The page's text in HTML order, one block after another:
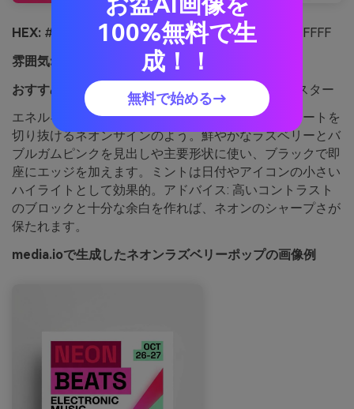
HEX: #FF2D7A #FF5AA5 #1B1B22 #9BFFD7 #FFFFFF
雰囲気:
エネルギッシュ、モダン、ナイトライフ
おすすめ用途:音楽イベントのチラシやクラブのポスター
エネルギッシュで電気的な印象があり、暗いストリートを
切り抜けるネオンサインのよう。鮮やかなラズベリーとバ
ブルガムピンクを見出しや主要形状に使い、ブラックで即
座にエッジを加えます。ミントは日付やアイコンの小さい
ハイライトとして効果的。アドバイス: 高いコントラスト
のブロックと十分な余白を作れば、ネオンのシャープさが
保たれます。
media.ioで生成したネオンラズベリーポップの画像例
100%無料で生
成！！
無料で始める→